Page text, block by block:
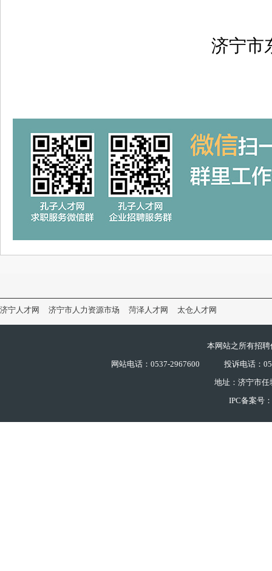
济宁市
济宁人才网 济宁市人力资源市场 菏泽人才网 太仓人才网
本网站之所有招
网站电话：0537-2967600
投诉电话：
地址：济宁市任
IPC备案号